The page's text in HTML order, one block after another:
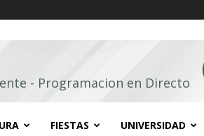
- Programacion en Directo
FIESTAS UNIVERSIDAD